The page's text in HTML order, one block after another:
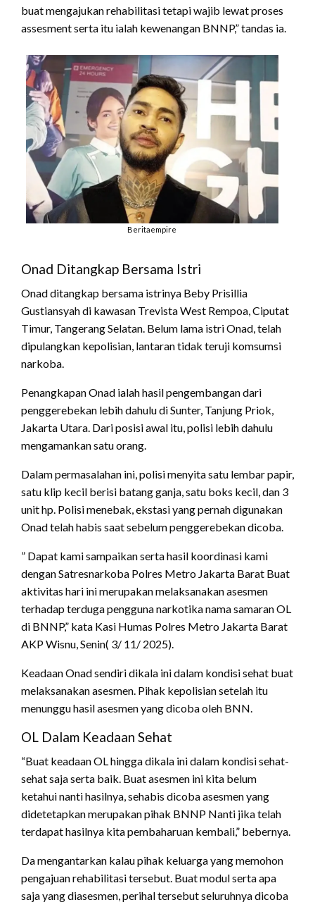
buat mengajukan rehabilitasi tetapi wajib lewat proses
assesment serta itu ialah kewenangan BNNP,” tandas ia.
Beritaempire
Onad Ditangkap Bersama Istri
Onad ditangkap bersama istrinya Beby Prisillia
Gustiansyah di kawasan Trevista West Rempoa, Ciputat
Timur, Tangerang Selatan. Belum lama istri Onad, telah
dipulangkan kepolisian, lantaran tidak teruji komsumsi
narkoba.
Penangkapan Onad ialah hasil pengembangan dari
penggerebekan lebih dahulu di Sunter, Tanjung Priok,
Jakarta Utara. Dari posisi awal itu, polisi lebih dahulu
mengamankan satu orang.
Dalam permasalahan ini, polisi menyita satu lembar papir,
satu klip kecil berisi batang ganja, satu boks kecil, dan 3
unit hp. Polisi menebak, ekstasi yang pernah digunakan
Onad telah habis saat sebelum penggerebekan dicoba.
” Dapat kami sampaikan serta hasil koordinasi kami
dengan Satresnarkoba Polres Metro Jakarta Barat Buat
aktivitas hari ini merupakan melaksanakan asesmen
terhadap terduga pengguna narkotika nama samaran OL
di BNNP,” kata Kasi Humas Polres Metro Jakarta Barat
AKP Wisnu, Senin( 3/ 11/ 2025).
Keadaan Onad sendiri dikala ini dalam kondisi sehat buat
melaksanakan asesmen. Pihak kepolisian setelah itu
menunggu hasil asesmen yang dicoba oleh BNN.
OL Dalam Keadaan Sehat
“Buat keadaan OL hingga dikala ini dalam kondisi sehat-
sehat saja serta baik. Buat asesmen ini kita belum
ketahui nanti hasilnya, sehabis dicoba asesmen yang
didetetapkan merupakan pihak BNNP Nanti jika telah
terdapat hasilnya kita pembaharuan kembali,” bebernya.
Da mengantarkan kalau pihak keluarga yang memohon
pengajuan rehabilitasi tersebut. Buat modul serta apa
saja yang diasesmen, perihal tersebut seluruhnya dicoba